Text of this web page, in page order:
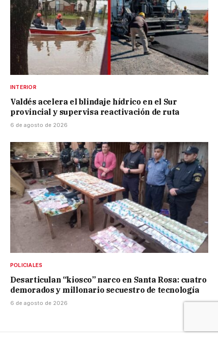
INTERIOR
Valdés acelera el blindaje hídrico en el Sur
provincial y supervisa reactivación de ruta
6 de agosto de 2026
POLICIALES
Desarticulan “kiosco” narco en Santa Rosa: cuatro
demorados y millonario secuestro de tecnología
6 de agosto de 2026